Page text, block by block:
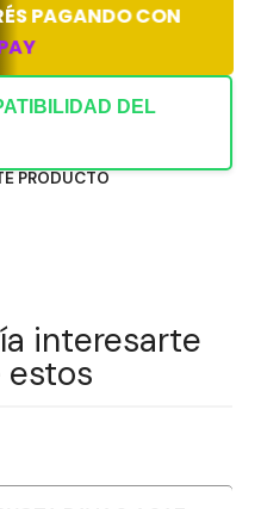
PAGANDO CON
DEL
PRODUCTO
interesarte
estos